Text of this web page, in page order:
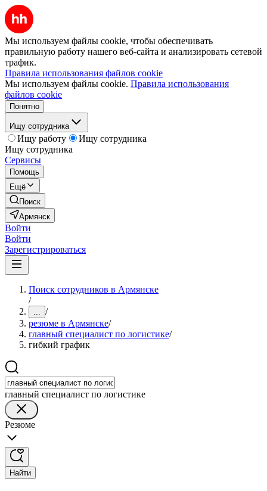
Мы используем файлы cookie, чтобы обеспечивать
правильную работу нашего веб-сайта и анализировать сетевой
трафик.
Правила использования файлов cookie
Мы используем файлы cookie. Правила использования
файлов cookie
Понятно
Ищу сотрудника
Ищу работу
Ищу сотрудника
Ищу сотрудника
Сервисы
Помощь
Ещё
Поиск
Армянск
Войти
Войти
Зарегистрироваться
Поиск сотрудников в Армянске
/
... /
резюме в Армянске/
главный специалист по логистике/
гибкий график
главный специалист по логистике
Резюме
Найти